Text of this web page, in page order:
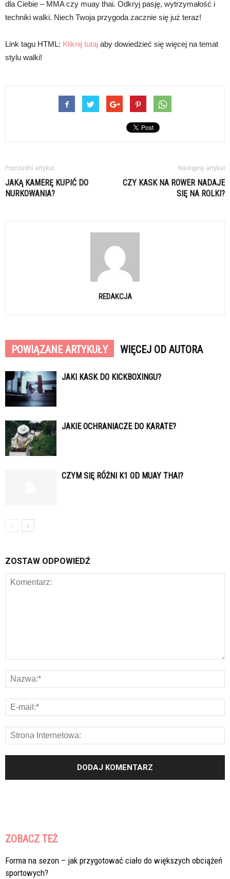
dla Ciebie – MMA czy muay thai. Odkryj pasję, wytrzymałość i
techniki walki. Niech Twoja przygoda zacznie się już teraz!
Link tagu HTML: Kliknij tutaj aby dowiedzieć się więcej na temat
stylu walki!
Poprzedni artykuł
JAKĄ KAMERĘ KUPIĆ DO
NURKOWANIA?
Następny artykuł
CZY KASK NA ROWER NADAJE
SIĘ NA ROLKI?
REDAKCJA
POWIĄZANE ARTYKUŁY WIĘCEJ OD AUTORA
JAKI KASK DO KICKBOXINGU?
JAKIE OCHRANIACZE DO KARATE?
CZYM SIĘ RÓŻNI K1 OD MUAY THAI?
ZOSTAW ODPOWIEDŹ
ZOBACZ TEŻ
Forma na sezon – jak przygotować ciało do większych obciążeń
sportowych?